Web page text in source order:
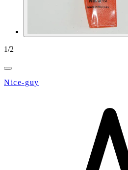
1/2
Nice-guy